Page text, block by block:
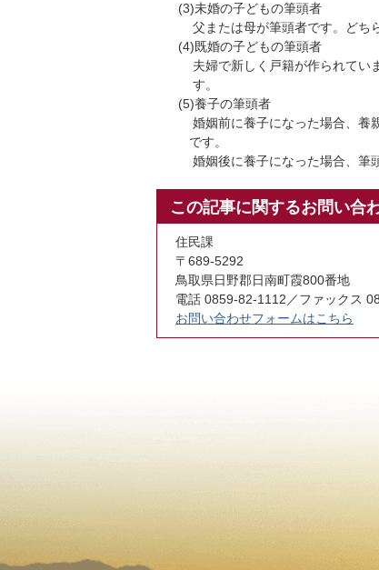
(3)未婚の子どもの筆頭者
父または母が筆頭者です。どちら
(4)既婚の子どもの筆頭者
夫婦で新しく戸籍が作られていま
す。
(5)養子の筆頭者
婚姻前に養子になった場合、養親
です。
婚姻後に養子になった場合、筆頭
この記事に関するお問い合
住民課
〒689-5292
鳥取県日野郡日南町霞800番地
電話 0859-82-1112／ファックス
お問い合わせフォームはこちら